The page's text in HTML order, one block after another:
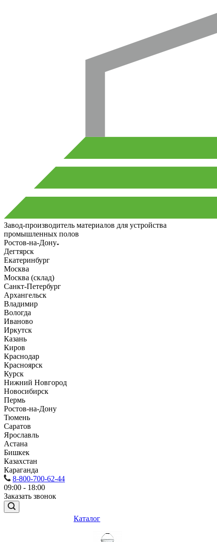
Завод-производитель материалов для устройства
промышленных полов
Ростов-на-Дону
Дегтярск
Екатеринбург
Москва
Москва (склад)
Санкт-Петербург
Архангельск
Владимир
Вологда
Иваново
Иркутск
Казань
Киров
Краснодар
Красноярск
Курск
Нижний Новгород
Новосибирск
Пермь
Ростов-на-Дону
Тюмень
Саратов
Ярославль
Астана
Бишкек
Казахстан
Караганда
8-800-700-62-44
09:00 - 18:00
Заказать звонок
Каталог